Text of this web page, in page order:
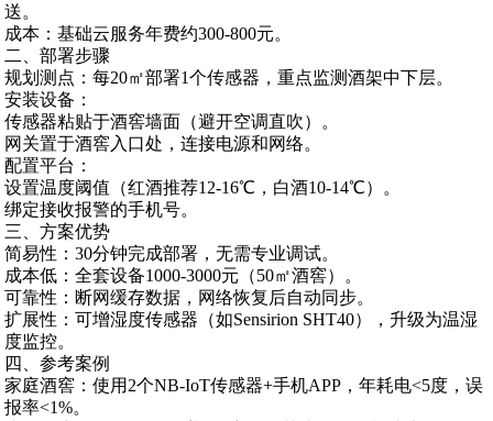
送。
成本‌：基础云服务年费约‌300-800元‌。
二、部署步骤
规划测点‌：每20㎡部署1个传感器，重点监测酒架中下层。
安装设备‌：
传感器粘贴于酒窖墙面（避开空调直吹）。
网关置于酒窖入口处，连接电源和网络。
配置平台‌：
设置温度阈值（红酒推荐‌12-16℃‌，白酒‌10-14℃‌）。
绑定接收报警的手机号。
三、方案优势
简易性‌：30分钟完成部署，无需专业调试。
成本低‌：全套设备‌1000-3000元‌（50㎡酒窖）。
可靠性‌：断网缓存数据，网络恢复后自动同步。
扩展性‌：可增湿度传感器（如Sensirion SHT40），升级为温湿
度监控。
四、参考案例
家庭酒窖‌：使用2个NB-IoT传感器+手机APP，年耗电<5度，误
报率<1%。